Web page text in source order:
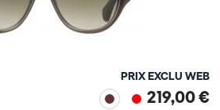
PRIX EXCLU WEB
219,00 €